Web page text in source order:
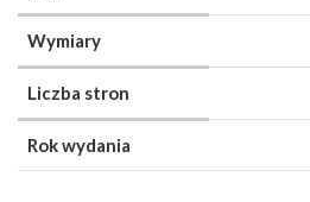
Wymiary
Liczba stron
Rok wydania